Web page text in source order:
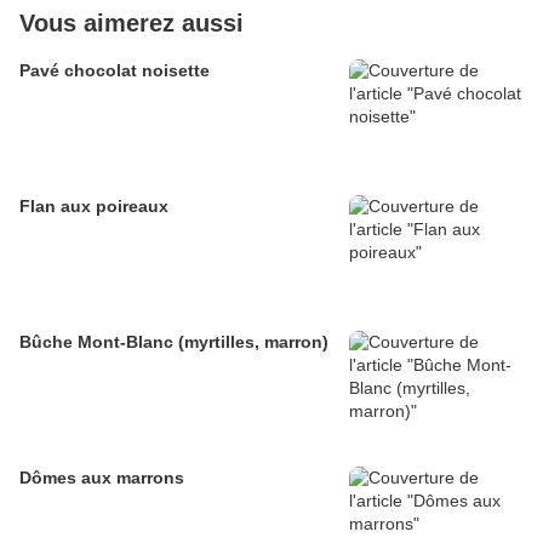
Vous aimerez aussi
Pavé chocolat noisette
Flan aux poireaux
Bûche Mont-Blanc (myrtilles, marron)
Dômes aux marrons